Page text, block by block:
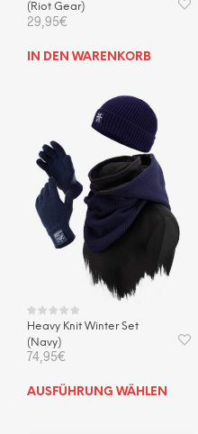
(Riot Gear)
29,95€
IN DEN WARENKORB
Heavy Knit Winter Set
(Navy)
74,95€
AUSFÜHRUNG WÄHLEN